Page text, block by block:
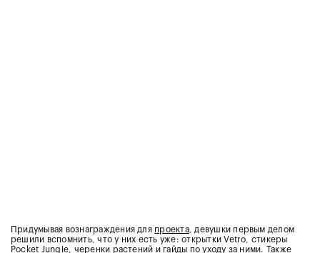
Придумывая вознаграждения для проекта, девушки первым делом
решили вспомнить, что у них есть уже: открытки Vetro, стикеры
Pocket Jungle, черенки растений и гайды по уходу за ними. Также